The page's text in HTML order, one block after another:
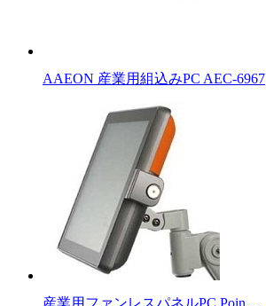
AAEON 産業用組込みPC AEC-6967
産業用ファンレスパネルPC Poin…